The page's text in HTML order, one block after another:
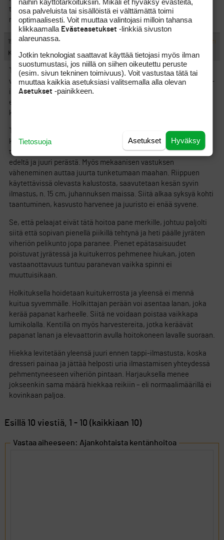
tekemista. Naa ainakin heitti jonkun verran hiekkaa paalle
myos… Ei taideta heittaa ihan joka kerta?
15.9.2012 21:09:00 ILMOITA ASIATON VIESTI
Keeper
Tappi-ilmastus ja holkki-ilmastus ovat toisiaan täydentäviä,
vaan ei korvaavia hoitotoimia. Tappi-ilmastuksella (kuten veitsi-
ilmastuksellakin) parannetaan kasvualustan ominaisuuksia ja
edistetään juurten kasvua, holkittamalla parannetaan
kuitukerroksen ominaisuuksia.
Tapitus aloitetaan keväällä aika matalaan, n. 5 cm:iin. Parin
kolmen viikon välein mennään kerta kerralta syvemmälle, ja sillä
tavoin houkutellaan juurta mukaan – vesi ja ravinteet menevät
edeltä ja juuri perästä. Myös mekaanisen vastuksen
väheneminen auttaa juurta tunketumaan maahan. Riippuen
käytettävissä olevasta kalustosta, saavutetaan kesän syvin
ilmastus, n. 15 cm, juhannuksen maissa. Siitä alkaa syksyä kohti
taantuminen, kasvusto harvenee ja juuristo ei enää syvene.
Se, että pelaajat eivät tätä hoitoa pane merkille, johtuu paljolti
siitä että sopivan pienellä piikillä tehtynä ja heti päälle jyräten
viheriön pelikunto jopa paranee. Pienet epätasaisuudet
poistuvat jyrätessä ja kuitukerros pehmenee hiukan, joten
vastaanottavuus tuntuu paranevan vaikka spinni ei
muuttuisikaan.
Holkituksella hoidetaan kuitukerrosta ja yleensä ei mennä
kuitua syvemmälle. Holkittajan perään voi asentaa lanan, joka
kerää papanat karheelle. Siitä ne voidaan poistaa vaikkapa
lumikolalla. Kentillä on myös harvestereita, jotka keräävät
papanat lanan ja elevaattorin avulla hoitokoneen lavalle suoraan.
Hiekka levitetään yleensä juuri ennen tappi-ilmastusta, koska
dresseri painaa ja jättää helposti uria ilmastamisen yhteydessä
pehmentyneeseen viheriön pintaan. Harjauksella menee
jokseenkin sama määrä hiekkaa reikiin – eli normaalimäärillä ei
kovinkaan paljoa.
Esillä 10 viestiä, 1 - 10 (kaikkiaan 10)
Vastaa aiheeseen: Ajankohtaista kentänhoitoa
osa palveluista tai sisällöistä ei välttämättä toimi
optimaalisesti. Voit muuttaa valintojasi milloin tahansa
klikkaamalla Evästeasetukset -linkkiä sivuston
alareunassa.
Jotkin teknologiat saattavat käyttää tietojasi myös ilman
suostumustasi, jos niillä on siihen oikeutettu peruste
(esim. sivun tekninen toimivuus). Voit vastustaa tätä tai
muuttaa kaikkia asetuksiasi valitsemalla alla olevan
Asetukset -painikkeen.
Hyväksy
Asetukset
Tietosuoja